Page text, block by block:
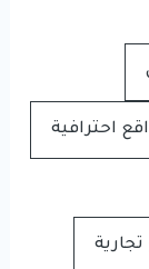
احترافية